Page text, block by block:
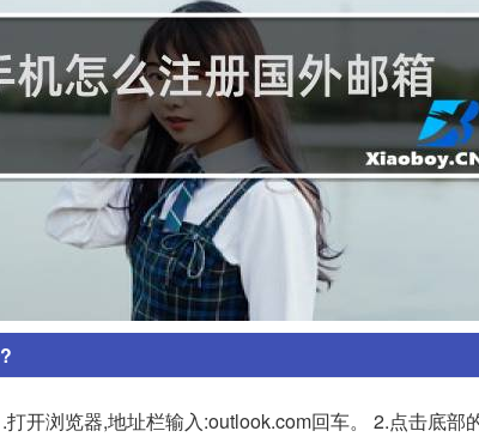
开浏览器,地址栏输入:outlook.com回车。 2.点击底